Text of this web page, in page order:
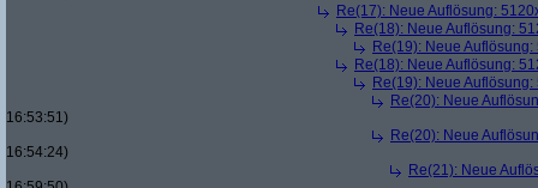
Re(17): Neue Auflösung:
Re(18): Neue Auflösung:
Re(19): Neue
Re(18): Neue Auflösung:
Re(19): Neue
Re(20): Neue
16:53:51)
Re(20): Neue
16:54:24)
Re(21): Neue